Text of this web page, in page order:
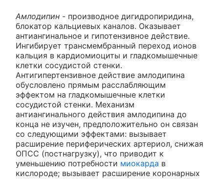
Амлодипин - производное дигидропиридина,
блокатор кальциевых каналов. Оказывает
антиангинальное и гипотензивное действие.
Ингибирует трансмембранный переход ионов
кальция в кардиомиоциты и гладкомышечные
клетки сосудистой стенки.
Антигипертензивное действие амлодипина
обусловлено прямым расслабляющим
эффектом на гладкомышечные клетки
сосудистой стенки. Механизм
антиангинального действия амлодипина до
конца не изучен, предположительно он связан
со следующими эффектами: вызывает
расширение периферических артериол, снижая
ОПСС (постнагрузку), что приводит к
уменьшению потребности миокарда в
кислороде; вызывает расширение коронарных